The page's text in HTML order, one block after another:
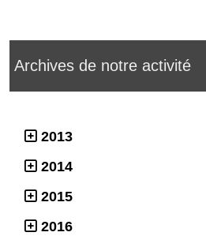
Archives de notre activité
2013
2014
2015
2016